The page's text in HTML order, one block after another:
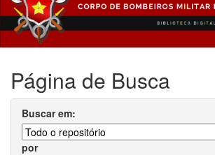
Página de Busca
Buscar em:
por